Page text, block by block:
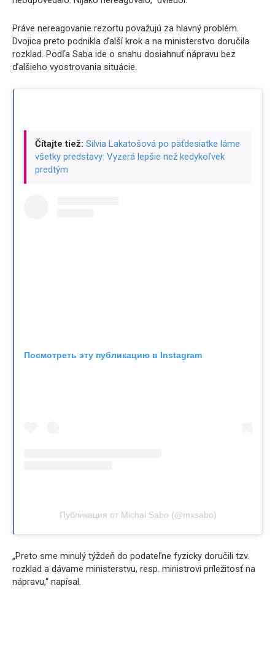
Práve nereagovanie rezortu považujú za hlavný problém.
Dvojica preto podnikla ďalší krok a na ministerstvo doručila
rozklad. Podľa Saba ide o snahu dosiahnuť nápravu bez
ďalšieho vyostrovania situácie.
Čítajte tiež: Silvia Lakatošová po päťdesiatke láme
všetky predstavy: Vyzerá lepšie než kedykoľvek
predtým
Посмотреть эту публикацию в Instagram
Публикация от Michal Sabo (@mxsabo)
„Preto sme minulý týždeň do podateľne fyzicky doručili tzv.
rozklad a dávame ministerstvu, resp. ministrovi príležitosť na
nápravu,“ napísal.